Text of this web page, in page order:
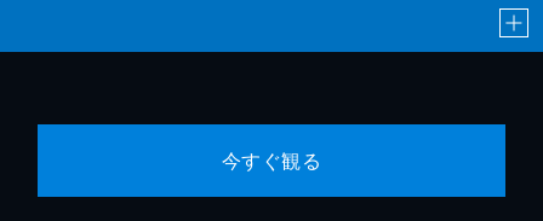
今すぐ観る